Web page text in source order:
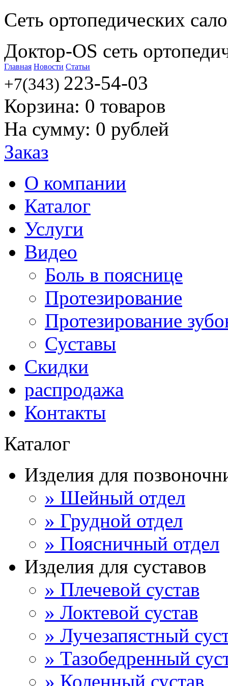
Сеть ортопедических
Доктор-OS сеть
Главная Новости Статьи
+7(343) 223-54-03
Корзина: 0 товаров
На сумму: 0 рублей
Заказ
О компании
Каталог
Услуги
Видео
Боль в пояснице
Протезирование
Протезирование
Суставы
Скидки
распродажа
Контакты
Каталог
Изделия для
» Шейный отдел
» Грудной отдел
» Поясничный отдел
Изделия для суставов
» Плечевой сустав
» Локтевой сустав
» Лучезапястный
» Тазобедренный
» Коленный сустав